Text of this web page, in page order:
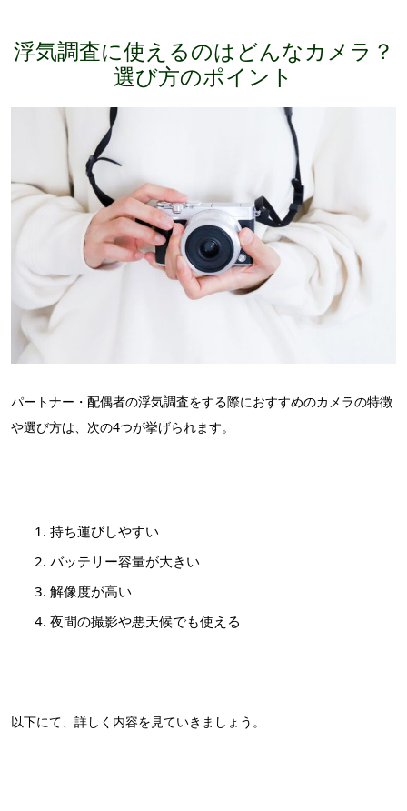
浮気調査に使えるのはどんなカメラ？
選び方のポイント
パートナー・配偶者の浮気調査をする際におすすめのカメラの特徴
や選び方は、次の4つが挙げられます。
持ち運びしやすい
バッテリー容量が大きい
解像度が高い
夜間の撮影や悪天候でも使える
以下にて、詳しく内容を見ていきましょう。